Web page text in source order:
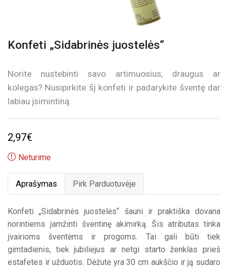
Konfeti „Sidabrinės juostelės“
Norite nustebinti savo artimuosius, draugus ar
kolegas? Nusipirkite šį konfeti ir padarykite šventę dar
labiau įsimintiną.
2,97€
Neturime
Aprašymas Pirk Parduotuvėje
Konfeti „Sidabrinės juostelės“ šauni ir praktiška dovana
norintiems įamžinti šventinę akimirką. Šis atributas tinka
įvairioms šventėms ir progoms. Tai gali būti tiek
gimtadienis, tiek jubiliejus ar netgi starto ženklas prieš
estafetes ir užduotis. Dėžutė yra 30 cm aukščio ir ją sudaro